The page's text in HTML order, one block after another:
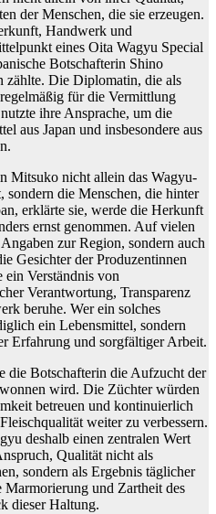
der Menschen, die sie erzeugen.
Handwerk und
eines Oita Wagyu Special
Botschafterin Shino
zählte. Die Diplomatin, die als
für die Vermittlung
ihre Ansprache, um die
aus Japan und insbesondere aus
Mitsuko nicht allein das Wagyu-
die Menschen, die hinter
erklärte sie, werde die Herkunft
ernst genommen. Auf vielen
zur Region, sondern auch
Gesichter der Produzentinnen
ein Verständnis von
Verantwortung, Transparenz
beruhe. Wer ein solches
ein Lebensmittel, sondern
Erfahrung und sorgfältiger Arbeit.
die Botschafterin die Aufzucht der
wird. Die Züchter würden
betreuen und kontinuierlich
weiter zu verbessern.
deshalb einen zentralen Wert
Qualität nicht als
sondern als Ergebnis täglicher
und Zartheit des
dieser Haltung.